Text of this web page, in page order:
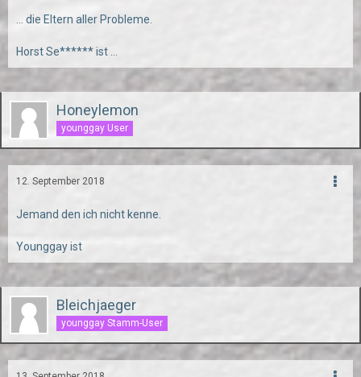
... die Eltern aller Probleme.
Horst Se****** ist ...
Honeylemon
younggay User
12. September 2018
Jemand den ich nicht kenne.
Younggay ist
Bleichjaeger
younggay Stamm-User